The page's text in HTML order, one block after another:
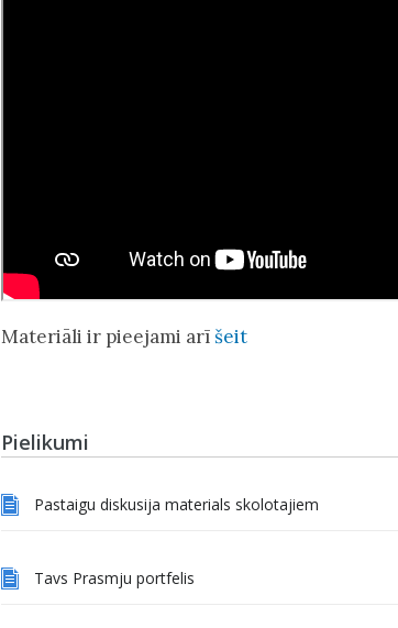
Materiāli ir pieejami arī šeit
Pielikumi
Pastaigu diskusija materials skolotajiem
Tavs Prasmju portfelis